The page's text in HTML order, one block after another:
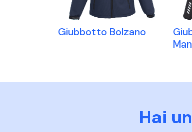
Giubbotto Bolzano
Man
Hai